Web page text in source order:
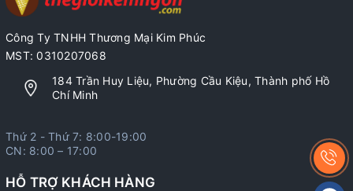
Công Ty TNHH Thương Mại Kim Phúc
MST: 0310207068
184 Trần Huy Liệu, Phường Cầu Kiệu, Thành phố Hồ
Chí Minh
Thứ 2 - Thứ 7: 8:00-19:00
CN: 8:00 – 17:00
HỖ TRỢ KHÁCH HÀNG